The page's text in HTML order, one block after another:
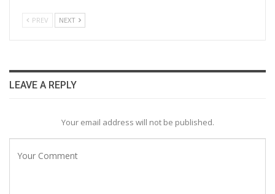
PREV NEXT
LEAVE A REPLY
Your email address will not be published.